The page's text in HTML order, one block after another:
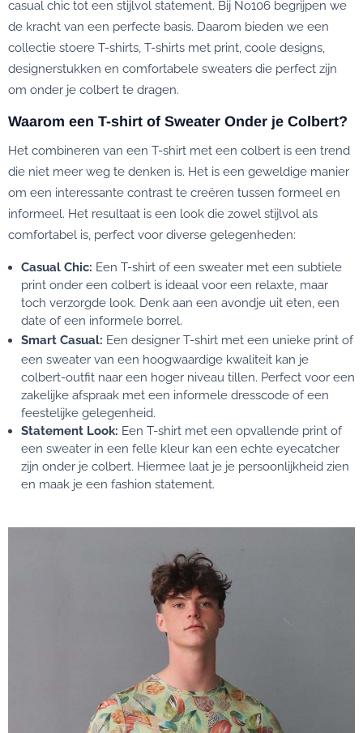
casual chic tot een stijlvol statement. Bij No106 begrijpen we
de kracht van een perfecte basis. Daarom bieden we een
collectie stoere T-shirts, T-shirts met print, coole designs,
designerstukken en comfortabele sweaters die perfect zijn
om onder je colbert te dragen.
Waarom een T-shirt of Sweater Onder je Colbert?
Het combineren van een T-shirt met een colbert is een trend
die niet meer weg te denken is. Het is een geweldige manier
om een interessante contrast te creëren tussen formeel en
informeel. Het resultaat is een look die zowel stijlvol als
comfortabel is, perfect voor diverse gelegenheden:
Casual Chic: Een T-shirt of een sweater met een subtiele
print onder een colbert is ideaal voor een relaxte, maar
toch verzorgde look. Denk aan een avondje uit eten, een
date of een informele borrel.
Smart Casual: Een designer T-shirt met een unieke print of
een sweater van een hoogwaardige kwaliteit kan je
colbert-outfit naar een hoger niveau tillen. Perfect voor een
zakelijke afspraak met een informele dresscode of een
feestelijke gelegenheid.
Statement Look: Een T-shirt met een opvallende print of
een sweater in een felle kleur kan een echte eyecatcher
zijn onder je colbert. Hiermee laat je je persoonlijkheid zien
en maak je een fashion statement.